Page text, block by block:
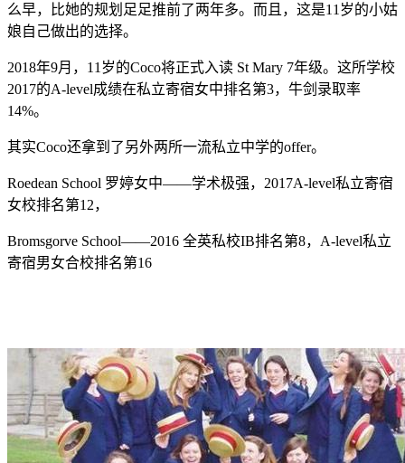
么早，比她的规划足足推前了两年多。而且，这是11岁的小姑
娘自己做出的选择。
2018年9月，11岁的Coco将正式入读 St Mary 7年级。这所学校
2017的A-level成绩在私立寄宿女中排名第3，牛剑录取率
14%。
其实Coco还拿到了另外两所一流私立中学的offer。
Roedean School 罗婷女中——学术极强，2017A-level私立寄宿
女校排名第12，
Bromsgorve School——2016 全英私校IB排名第8，A-level私立
寄宿男女合校排名第16